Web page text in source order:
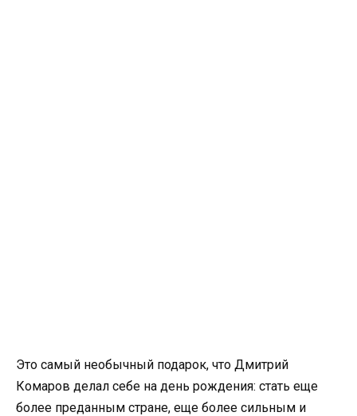
Это самый необычный подарок, что Дмитрий
Комаров делал себе на день рождения: стать еще
более преданным стране, еще более сильным и